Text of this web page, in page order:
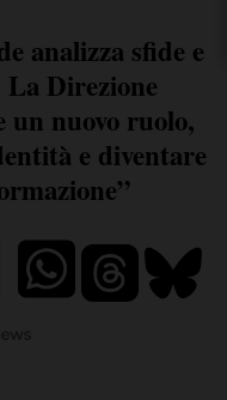
analizza sfide e
Direzione
un nuovo ruolo,
e diventare